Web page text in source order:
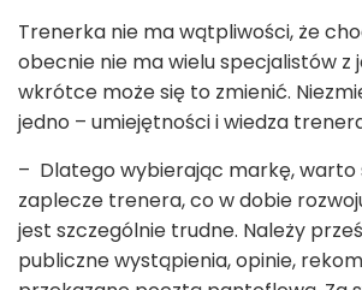
Trenerka nie ma wątpliwości, że
obecnie nie ma wielu specjalistów z
wkrótce może się to zmienić.
jedno – umiejętności i wiedza
– Dlatego wybierając markę, warto
zaplecze trenera, co w dobie
jest szczególnie trudne. Należy
publiczne wystąpienia, opinie,